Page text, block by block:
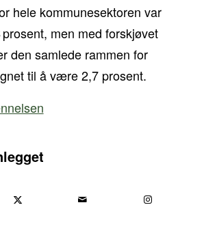
hele kommunesektoren var
men med forskjøvet
den samlede rammen for
til å være 2,7 prosent.